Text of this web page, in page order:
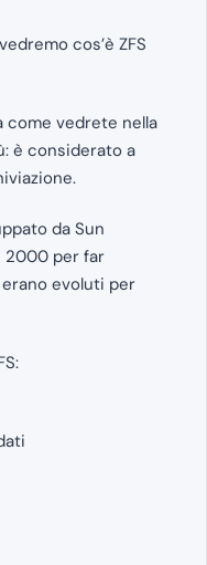
cos’è ZFS
come vedrete nella
è considerato a
da Sun
2000 per far
evoluti per